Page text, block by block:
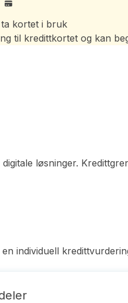
kortet i bruk
til kredittkortet og kan
løsninger.
individuell